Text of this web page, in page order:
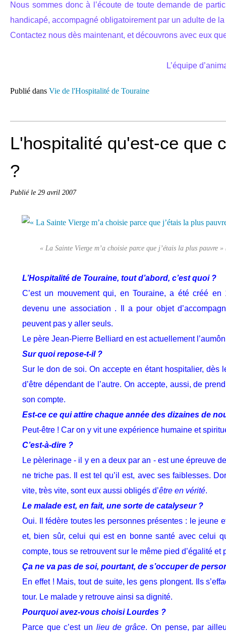
Nous sommes donc à l’écoute de toute demande de
handicapé, accompagné obligatoirement par un adulte de
Contactez nous dès maintenant, et découvrons avec eux
L’équipe
Publié dans Vie de l'Hospitalité de Touraine
L'hospitalité qu'est-ce que
?
Publié le 29 avril 2007
« La Sainte Vierge m’a choisie parce que j’étais la plus pauvre
L’Hospitalité de Touraine, tout d’abord, c’est quoi ?
C’est un mouvement qui, en Touraine, a été créé
devenu une association . Il a pour objet
peuvent pas y aller seuls.
Le père Jean-Pierre Belliard en est actuellement
Sur quoi repose-t-il ?
Sur le don de soi. On accepte en étant hospitalier, dès
d’être dépendant de l’autre. On accepte, aussi, de
son compte.
Est-ce ce qui attire chaque année des dizaines de
Peut-être ! Car on y vit une expérience humaine et
C’est-à-dire ?
Le pèlerinage - il y en a deux par an - est une épreuve
ne triche pas. Il est tel qu’il est, avec ses faiblesses.
vite, très vite, sont eux aussi obligés d’être en vérité.
Le malade est, en fait, une sorte de catalyseur ?
Oui. Il fédère toutes les personnes présentes : le jeune
et, bien sûr, celui qui est en bonne santé avec celui
compte, tous se retrouvent sur le même pied d’égalité et
Ça ne va pas de soi, pourtant, de s’occuper de
En effet ! Mais, tout de suite, les gens plongent. Ils
tour. Le malade y retrouve ainsi sa dignité.
Pourquoi avez-vous choisi Lourdes ?
Parce que c’est un lieu de grâce. On pense, par